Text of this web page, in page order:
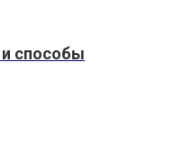
способы